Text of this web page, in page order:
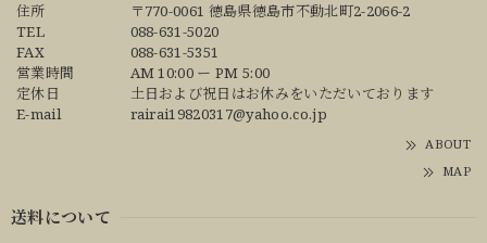
住所
〒770-0061 徳島県徳島市不動北町2-2066-2
TEL
088-631-5020
FAX
088-631-5351
営業時間
AM 10:00 ー PM 5:00
定休日
土日および祝日はお休みをいただいております
E-mail
rairai19820317@yahoo.co.jp
ABOUT
MAP
送料について